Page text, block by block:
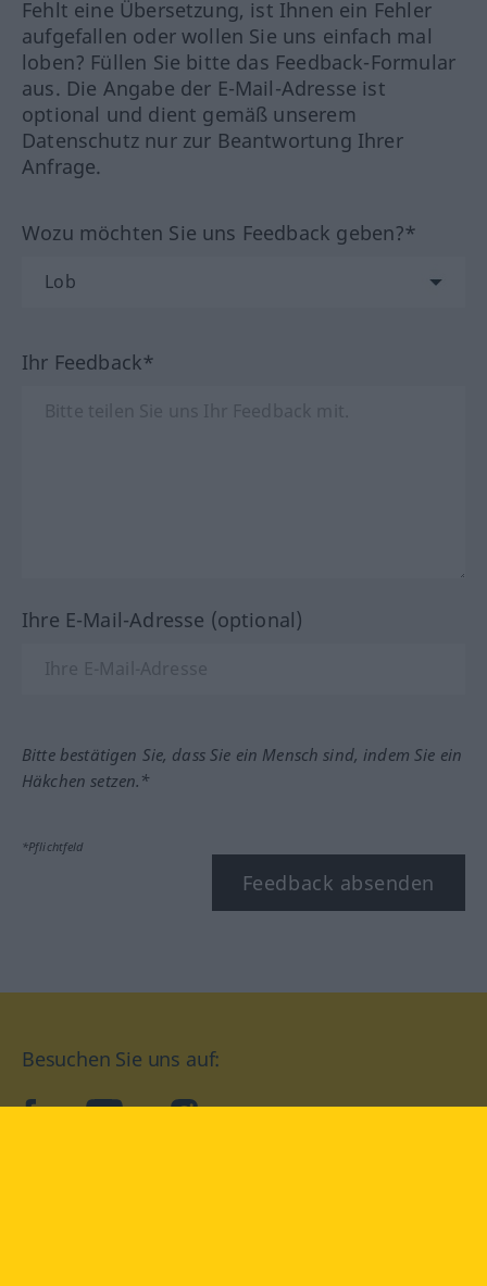
Fehlt eine Übersetzung, ist Ihnen ein Fehler
aufgefallen oder wollen Sie uns einfach mal
loben? Füllen Sie bitte das Feedback-Formular
aus. Die Angabe der E-Mail-Adresse ist
optional und dient gemäß unserem
Datenschutz nur zur Beantwortung Ihrer
Anfrage.
Wozu möchten Sie uns Feedback geben?*
Ihr Feedback*
Ihre E-Mail-Adresse (optional)
Bitte bestätigen Sie, dass Sie ein Mensch sind, indem Sie ein
Häkchen setzen.*
*Pflichtfeld
Feedback absenden
Besuchen Sie uns auf:
facebookYouTube Instagram